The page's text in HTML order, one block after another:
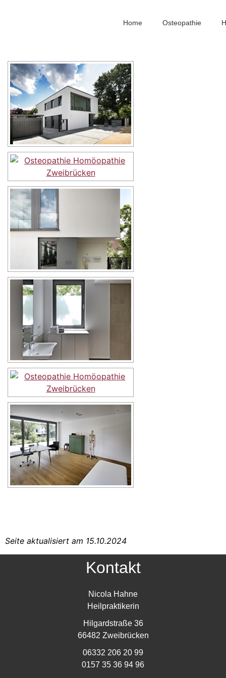
Home Osteopathie
Praxis-Bilder
Seite aktualisiert am 15.10.2024
Kontakt
Nicola Hahne
Heilpraktikerin
Hilgardstraße 36
66482 Zweibrücken
06332 206 20 99
0157 35 36 94 96